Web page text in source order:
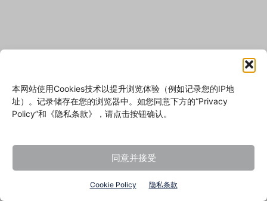
本网站使用Cookies技术以提升浏览体验（例如记录您的IP地
址）。记录储存在您的浏览器中。如您同意下方的“Privacy
Policy”和《隐私条款》，请点击按钮确认。
同意并接受
Cookie Policy 隐私条款